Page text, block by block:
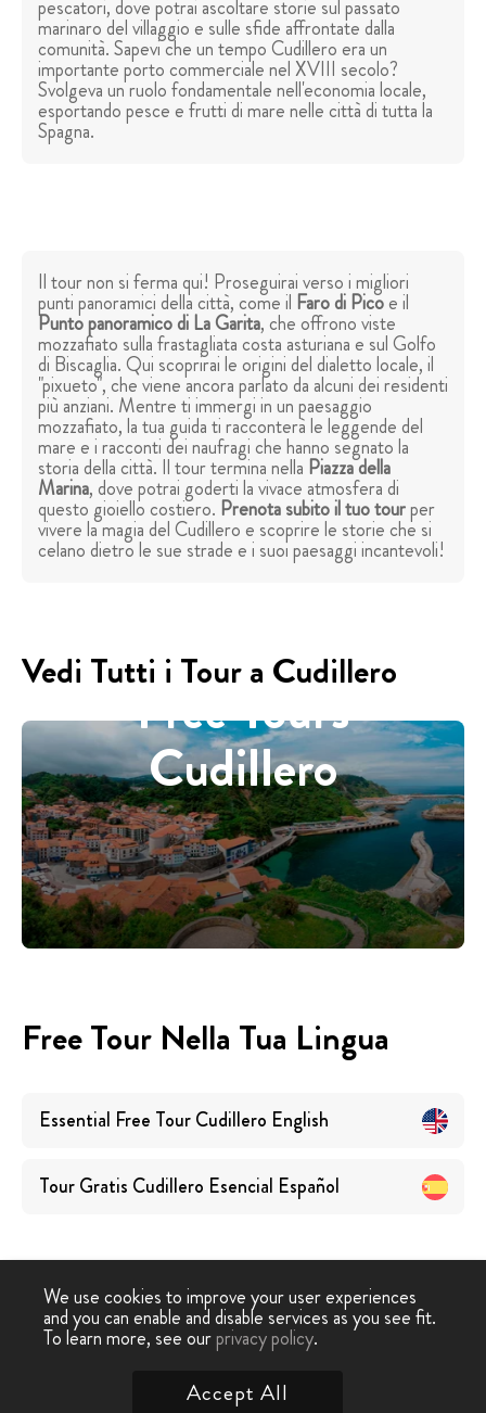
pescatori, dove potrai ascoltare storie sul passato
marinaro del villaggio e sulle sfide affrontate dalla
comunità. Sapevi che un tempo Cudillero era un
importante porto commerciale nel XVIII secolo?
Svolgeva un ruolo fondamentale nell'economia locale,
esportando pesce e frutti di mare nelle città di tutta la
Spagna.
Il tour non si ferma qui! Proseguirai verso i migliori
punti panoramici della città, come il Faro di Picoe il
Punto panoramico di La Garita, che offrono viste
mozzafiato sulla frastagliata costa asturiana e sul Golfo
di Biscaglia. Qui scoprirai le origini del dialetto locale, il
"pixueto", che viene ancora parlato da alcuni dei residenti
più anziani. Mentre ti immergi in un paesaggio
mozzafiato, la tua guida ti racconterà le leggende del
mare e i racconti dei naufragi che hanno segnato la
storia della città. Il tour termina nella Piazza della
Marina, dove potrai goderti la vivace atmosfera di
questo gioiello costiero. Prenota subito il tuo tourper
vivere la magia del Cudillero e scoprire le storie che si
celano dietro le sue strade e i suoi paesaggi incantevoli!
Vedi Tutti i Tour a Cudillero
Free Tours
Cudillero
Free Tour Nella Tua Lingua
Essential Free Tour Cudillero English
Tour Gratis Cudillero Esencial Español
Free Walking
Tour - Free Tour
Cudillero › Tour Gratuito Essenziale
Cudillero
We use cookies to improve your user experiences
and you can enable and disable services as you see fit.
To learn more, see ourprivacy policy.
Accept All